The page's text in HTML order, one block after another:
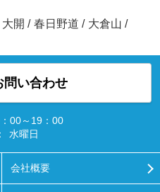
大開 / 春日野道 / 大倉山 /
問い合わせ
00～19：00
水曜日
会社概要